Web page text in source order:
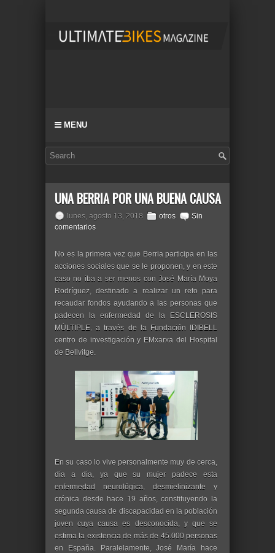
MENU
UNA BERRIA POR UNA BUENA CAUSA
lunes, agosto 13, 2018 otros
Sin
comentarios
No es la primera vez que Berria participa en las
acciones sociales que se le proponen, y en este
caso no iba a ser menos con José María Moya
Rodríguez, destinado a realizar un reto para
recaudar fondos ayudando a las personas que
padecen la enfermedad de la ESCLEROSIS
MÚLTIPLE, a través de la Fundación IDIBELL
centro de investigación y EMxarxa del Hospital
de Bellvitge.
En su caso lo vive personalmente muy de cerca,
día a día, ya que su mujer padece esta
enfermedad neurológica, desmielinizante y
crónica desde hace 19 años, constituyendo la
segunda causa de discapacidad en la población
joven cuya causa es desconocida, y que se
estima la existencia de más de 45.000 personas
en España. Paralelamente, José María hace